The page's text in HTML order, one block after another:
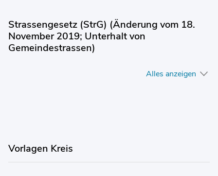
Strassengesetz (StrG) (Änderung vom 18.
November 2019; Unterhalt von
Gemeindestrassen)
Alles anzeigen
Vorlagen Kreis